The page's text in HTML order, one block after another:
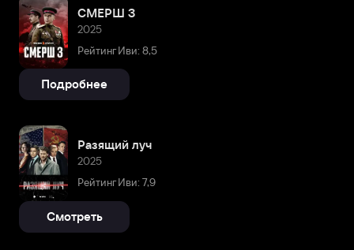
СМЕРШ 3
2025
Рейтинг Иви: 8,5
Подробнее
Разящий луч
2025
Рейтинг Иви: 7,9
Смотреть